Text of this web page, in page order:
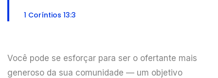
1 Coríntios 13:3
Você pode se esforçar para ser o ofertante mais
generoso da sua comunidade — um objetivo